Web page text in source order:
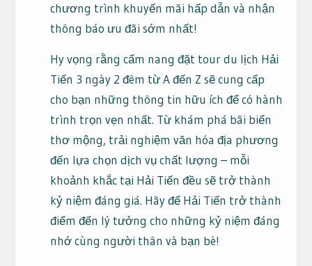
chương trình khuyến mãi hấp dẫn và nhận
thông báo ưu đãi sớm nhất!
Hy vọng rằng cẩm nang đặt tour du lịch Hải
Tiến 3 ngày 2 đêm từ A đến Z sẽ cung cấp
cho bạn những thông tin hữu ích để có hành
trình trọn vẹn nhất. Từ khám phá bãi biển
thơ mộng, trải nghiệm văn hóa địa phương
đến lựa chọn dịch vụ chất lượng – mỗi
khoảnh khắc tại Hải Tiến đều sẽ trở thành
kỷ niệm đáng giá. Hãy để Hải Tiến trở thành
điểm đến lý tưởng cho những kỷ niệm đáng
nhớ cùng người thân và bạn bè!